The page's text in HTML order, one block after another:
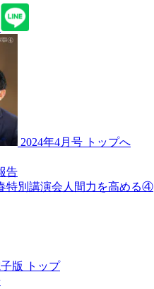
2024年4月号 トップへ
告
特別講演会人間力を高める④
版 トップ